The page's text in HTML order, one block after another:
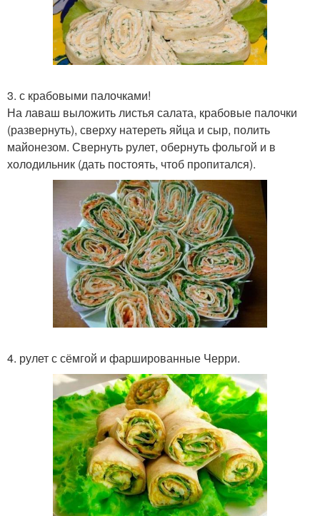
3. с крабовыми палочками!
На лаваш выложить листья салата, крабовые палочки
(развернуть), сверху натереть яйца и сыр, полить
майонезом. Свернуть рулет, обернуть фольгой и в
холодильник (дать постоять, чтоб пропитался).
4. рулет с сёмгой и фаршированные Черри.